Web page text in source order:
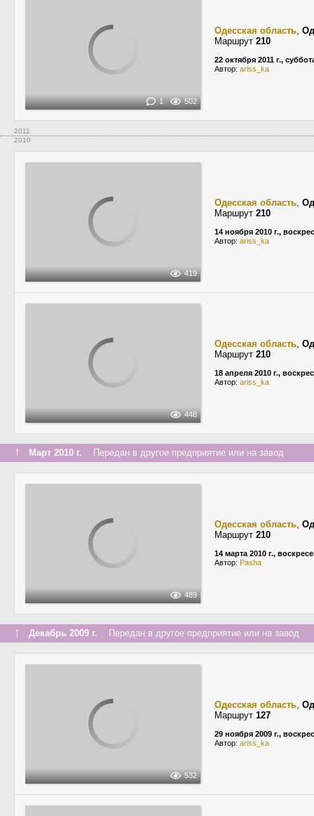
1 502
Одесская область,
Маршрут 210
22 октября 2011 г.,
Автор: ariss_ka
2011
2010
419
Одесская область,
Маршрут 210
14 ноября 2010 г.,
Автор: ariss_ka
448
Одесская область,
Маршрут 210
18 апреля 2010 г.,
Автор: ariss_ka
↑ Март 2010 г. Передан в другое предприятие или на завод
489
Одесская область,
Маршрут 210
14 марта 2010 г.,
Автор: Pasha
↑ Декабрь 2009 г. Передан в другое предприятие или на завод
532
Одесская область,
Маршрут 127
29 ноября 2009 г.,
Автор: ariss_ka